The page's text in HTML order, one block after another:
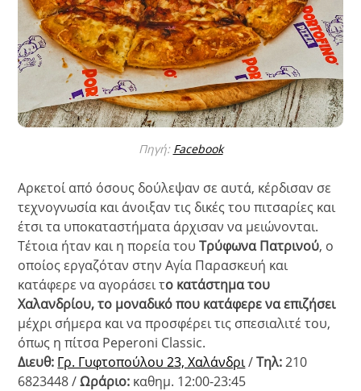
Πηγή: Facebook
Αρκετοί από όσους δούλεψαν σε αυτά, κέρδισαν σε
τεχνογνωσία και άνοιξαν τις δικές του πιτσαρίες και
έτσι τα υποκαταστήματα άρχισαν να μειώνονται.
Τέτοια ήταν και η πορεία τουΤρύφωνα Πατρινού, ο
οποίος εργαζόταν στην Αγία Παρασκευή και
κατάφερε να αγοράσει το κατάστημα του
Χαλανδρίου, το μοναδικό που κατάφερε να επιζήσει
μέχρι σήμερα και να προσφέρει τις σπεσιαλιτέ του,
όπως η πίτσα Peperoni Classic.
Διευθ: Γρ. Γυφτοπούλου 23, Χαλάνδρι/Τηλ:210
6823448 /Ωράριο: καθημ. 12:00-23:45